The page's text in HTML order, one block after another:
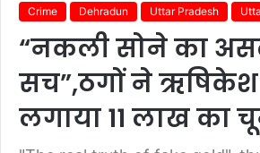
Crime Dehradun Uttar Pradesh
“नकली सोने का
सच”,ठगों ने
लगाया 11 लाख का